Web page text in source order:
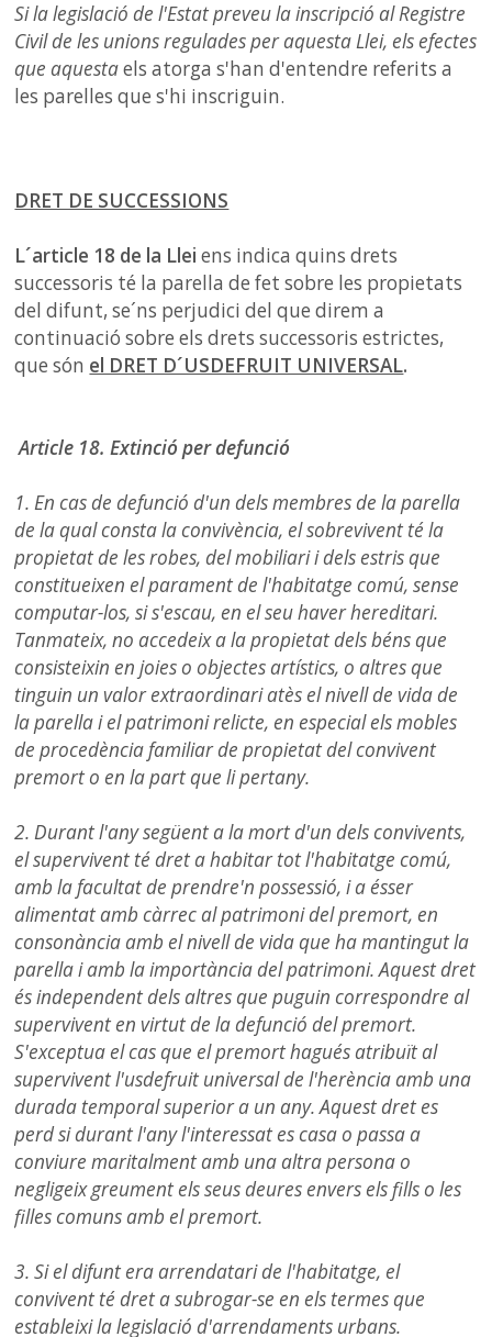
Si la legislació de l'Estat preveu la inscripció al Registre
Civil de les unions regulades per aquesta Llei, els efectes
que aquestaels atorga s'han d'entendre referits a
les parelles que s'hi inscriguin.
DRET DE SUCCESSIONS
L´article 18 de la Llei ens indica quins drets
successoris té la parella de fet sobre les propietats
del difunt, se´ns perjudici del que direm a
continuació sobre els drets successoris estrictes,
que són el DRET D´USDEFRUIT UNIVERSAL.
Article 18. Extinció per defunció
1. En cas de defunció d'un dels membres de la parella
de la qual consta la convivència, el sobrevivent té la
propietat de les robes, del mobiliari i dels estris que
constitueixen el parament de l'habitatge comú, sense
computar-los, si s'escau, en el seu haver hereditari.
Tanmateix, no accedeix a la propietat dels béns que
consisteixin en joies o objectes artístics, o altres que
tinguin un valor extraordinari atès el nivell de vida de
la parella i el patrimoni relicte, en especial els mobles
de procedència familiar de propietat del convivent
premort o en la part que li pertany.
2. Durant l'any següent a la mort d'un dels convivents,
el supervivent té dret a habitar tot l'habitatge comú,
amb la facultat de prendre'n possessió, i a ésser
alimentat amb càrrec al patrimoni del premort, en
consonància amb el nivell de vida que ha mantingut la
parella i amb la importància del patrimoni. Aquest dret
és independent dels altres que puguin correspondre al
supervivent en virtut de la defunció del premort.
S'exceptua el cas que el premort hagués atribuït al
supervivent l'usdefruit universal de l'herència amb una
durada temporal superior a un any. Aquest dret es
perd si durant l'any l'interessat es casa o passa a
conviure maritalment amb una altra persona o
negligeix greument els seus deures envers els fills o les
filles comuns amb el premort.
3. Si el difunt era arrendatari de l'habitatge, el
convivent té dret a subrogar-se en els termes que
estableixi la legislació d'arrendaments urbans.